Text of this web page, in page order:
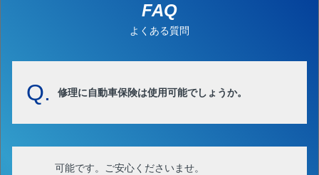
FAQ
よくある質問
Q. 修理に自動車保険は使用可能でしょうか。
可能です。ご安心くださいませ。